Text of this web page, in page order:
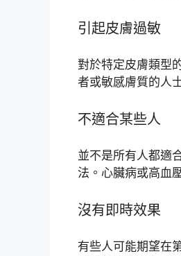
引起皮膚過敏
對於特定皮膚類型
者或敏感膚質的人
不適合某些人
並不是所有人都適
法。心臟病或高血
沒有即時效果
有些人可能期望在